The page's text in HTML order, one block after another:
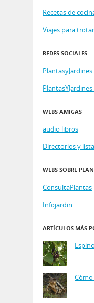
Recetas de
Viajes para
REDES SOCIALES
WEBS AMIGAS
audio libros
Directorios y
WEBS SOBRE
ConsultaPlantas
Infojardin
ARTÍCULOS MÁS